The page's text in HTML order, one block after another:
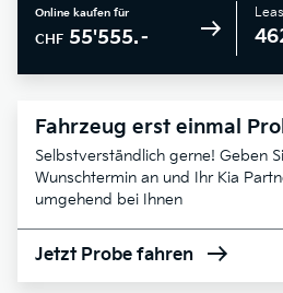
Online kaufen für
CHF 55'555.–
Fahrzeug erst einmal
Selbstverständlich gerne! Geben
Wunschtermin an und Ihr Kia
umgehend bei Ihnen
Jetzt Probe fahren